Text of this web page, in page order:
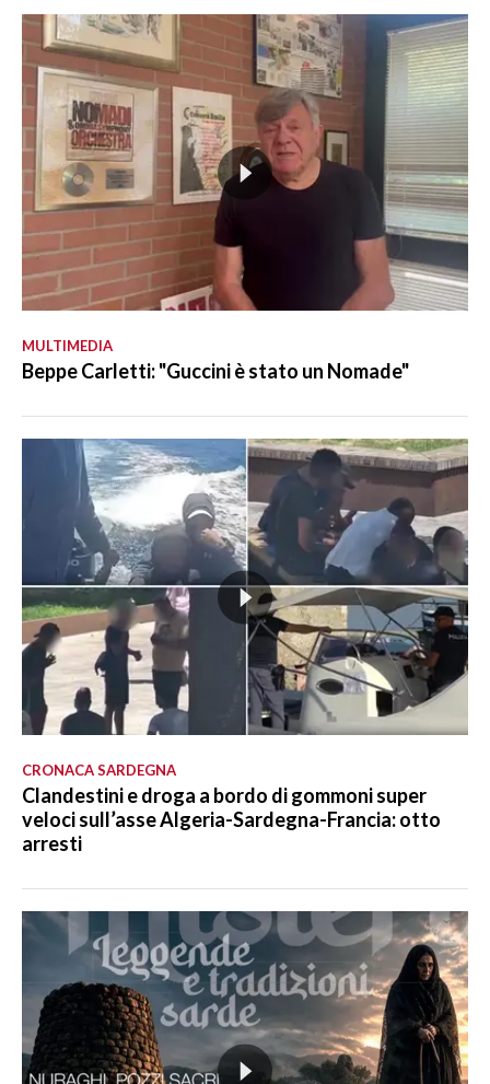
MULTIMEDIA
Beppe Carletti: "Guccini è stato un Nomade"
CRONACA SARDEGNA
Clandestini e droga a bordo di gommoni super
veloci sull’asse Algeria-Sardegna-Francia: otto
arresti